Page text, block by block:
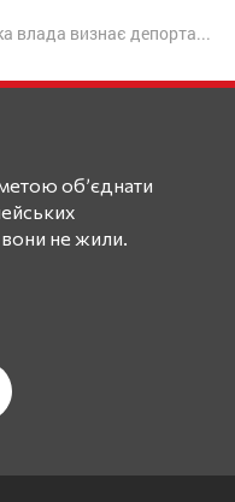
визнає депортацію з України 700 тисяч дітей
об’єднати
не жили.